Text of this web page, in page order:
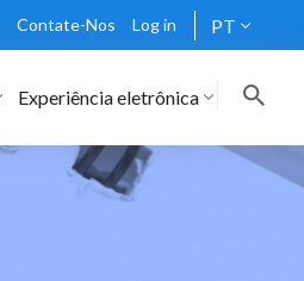
Contate-Nos Log in PT
Experiência eletrônica